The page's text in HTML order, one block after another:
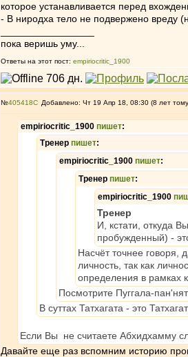
которое устанавливается перед
- В ниродха тело не подвержено вреду
пока веришь уму...
Ответы на этот пост: empiriocritic_1900
№405418 Добавлено: Чт 19 Апр 18, 08:30 (8 лет
empiriocritic_1900 пишет:
Тренер пишет:
empiriocritic_1900 пишет:
Тренер пишет:
empiriocritic_1900
Тренер
И, кстати, откуда
пробужденный) -
Насчёт точнее говоря,
личность, так как
определения в рамках
Посмотрите Пуггала-
В суттах Татхагата - это
Если Вы не считаете Абхидхамму
Давайте еще раз вспомним историю